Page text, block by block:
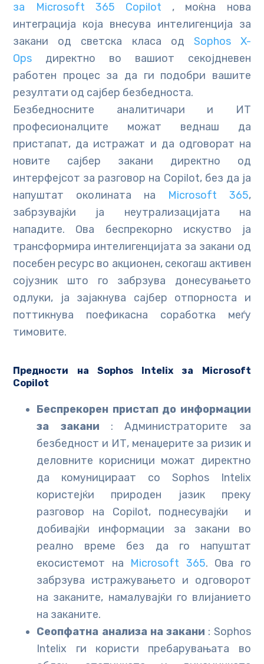
за Microsoft 365 Copilot , моќна нова
интеграција која внесува интелигенција за
закани од светска класа од Sophos X-
Ops директно во вашиот секојдневен
работен процес за да ги подобри вашите
резултати од сајбер безбедноста.
Безбедносните аналитичари и ИТ
професионалците можат веднаш да
пристапат, да истражат и да одговорат на
новите сајбер закани директно од
интерфејсот за разговор на Copilot, без да ја
напуштат околината на
Microsoft 365,
забрзувајќи ја неутрализацијата на
нападите. Ова беспрекорно искуство ја
трансформира интелигенцијата за закани од
посебен ресурс во акционен, секогаш активен
сојузник што го забрзува донесувањето
одлуки, ја зајакнува сајбер отпорноста и
поттикнува поефикасна соработка меѓу
тимовите.
Предности на Sophos Intelix за Microsoft
Copilot
Беспрекорен пристап до информации
за закани : Администраторите за
безбедност и ИТ, менаџерите за ризик и
деловните корисници можат директно
да комуницираат со Sophos Intelix
користејќи природен јазик преку
разговор на Copilot, поднесувајќи и
добивајќи информации за закани во
реално време без да го напуштат
екосистемот на Microsoft 365. Ова го
забрзува истражувањето и одговорот
на заканите, намалувајќи го влијанието
на заканите.
Сеопфатна анализа на закани : Sophos
Intelix ги користи пребарувањата во